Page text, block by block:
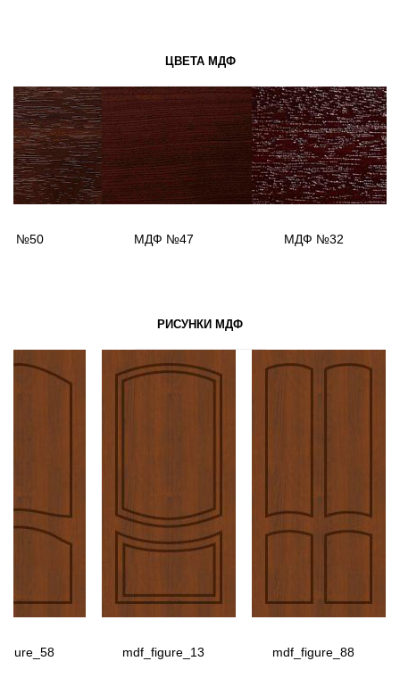
ЦВЕТА МДФ
№50 МДФ №47 МДФ №32
РИСУНКИ МДФ
mdf_figure_13 mdf_figure_88